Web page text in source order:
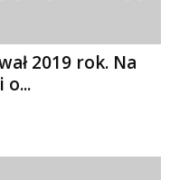
2019 rok. Na